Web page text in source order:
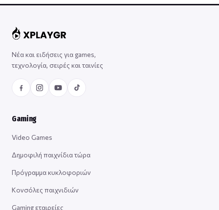
Νέα και ειδήσεις για games,
τεχνολογία, σειρές και ταινίες
Gaming
Video Games
Δημοφιλή παιχνίδια τώρα
Πρόγραμμα κυκλοφοριών
Κονσόλες παιχνιδιών
Gaming εταιρείες